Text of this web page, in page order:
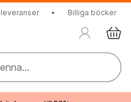
• Billiga böcker